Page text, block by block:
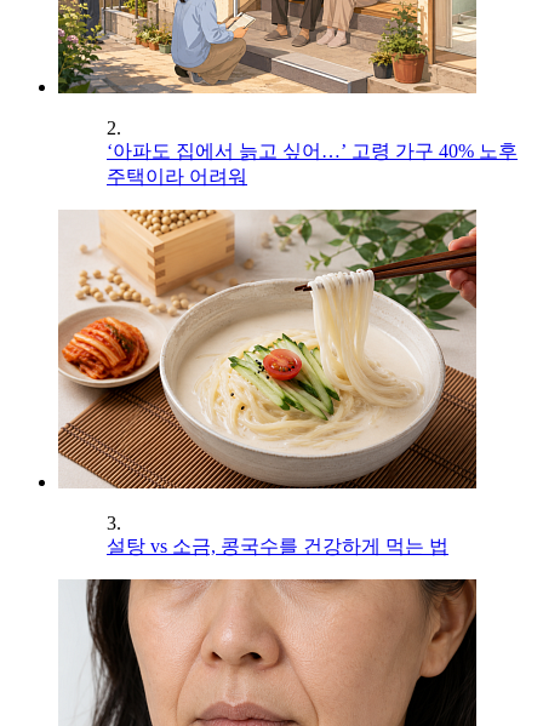
2.
‘아파도 집에서 늙고 싶어…’ 고령 가구 40% 노후
주택이라 어려워
3.
설탕 vs 소금, 콩국수를 건강하게 먹는 법